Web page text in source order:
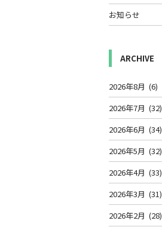
お知らせ
ARCHIVE
2026年8月 (6)
2026年7月 (32)
2026年6月 (34)
2026年5月 (32)
2026年4月 (33)
2026年3月 (31)
2026年2月 (28)